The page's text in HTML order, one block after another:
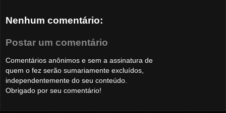
Nenhum comentário:
Postar um comentário
Comentários anônimos e sem a assinatura de
quem o fez serão sumariamente excluídos,
independentemente do seu conteúdo.
Obrigado por seu comentário!